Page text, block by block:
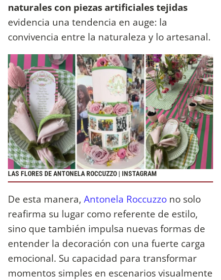
naturales con piezas artificiales tejidas
evidencia una tendencia en auge: la
convivencia entre la naturaleza y lo artesanal.
LAS FLORES DE ANTONELA ROCCUZZO | INSTAGRAM
De esta manera, Antonela Roccuzzo no solo
reafirma su lugar como referente de estilo,
sino que también impulsa nuevas formas de
entender la decoración con una fuerte carga
emocional. Su capacidad para transformar
momentos simples en escenarios visualmente